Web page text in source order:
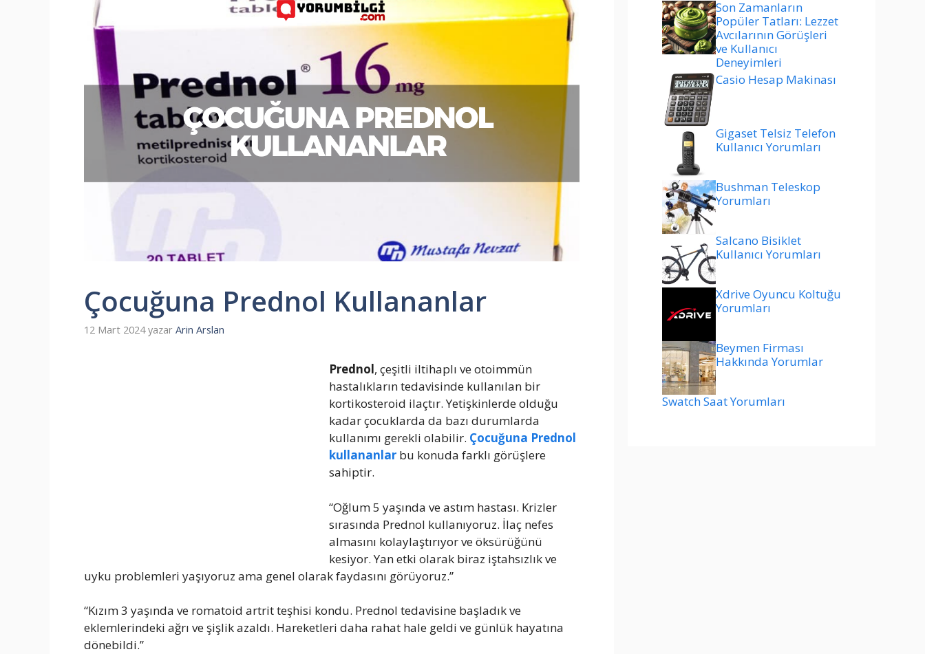
Çocuğuna Prednol Kullananlar
12 Mart 2024 yazar Arin Arslan
Prednol, çeşitli iltihaplı ve otoimmün
hastalıkların tedavisinde kullanılan bir
kortikosteroid ilaçtır. Yetişkinlerde olduğu
kadar çocuklarda da bazı durumlarda
kullanımı gerekli olabilir. Çocuğuna Prednol
kullananlar bu konuda farklı görüşlere
sahiptir.
“Oğlum 5 yaşında ve astım hastası. Krizler
sırasında Prednol kullanıyoruz. İlaç nefes
almasını kolaylaştırıyor ve öksürüğünü
kesiyor. Yan etki olarak biraz iştahsızlık ve
uyku problemleri yaşıyoruz ama genel olarak faydasını görüyoruz.”
“Kızım 3 yaşında ve romatoid artrit teşhisi kondu. Prednol tedavisine başladık ve
eklemlerindeki ağrı ve şişlik azaldı. Hareketleri daha rahat hale geldi ve günlük hayatına
dönebildi.”
Son Zamanların
Popüler Tatları: Lezzet
Avcılarının Görüşleri
ve Kullanıcı
Deneyimleri
Casio Hesap Makinası
Gigaset Telsiz Telefon
Kullanıcı Yorumları
Bushman Teleskop
Yorumları
Salcano Bisiklet
Kullanıcı Yorumları
Xdrive Oyuncu Koltuğu
Yorumları
Beymen Firması
Hakkında Yorumlar
Swatch Saat Yorumları